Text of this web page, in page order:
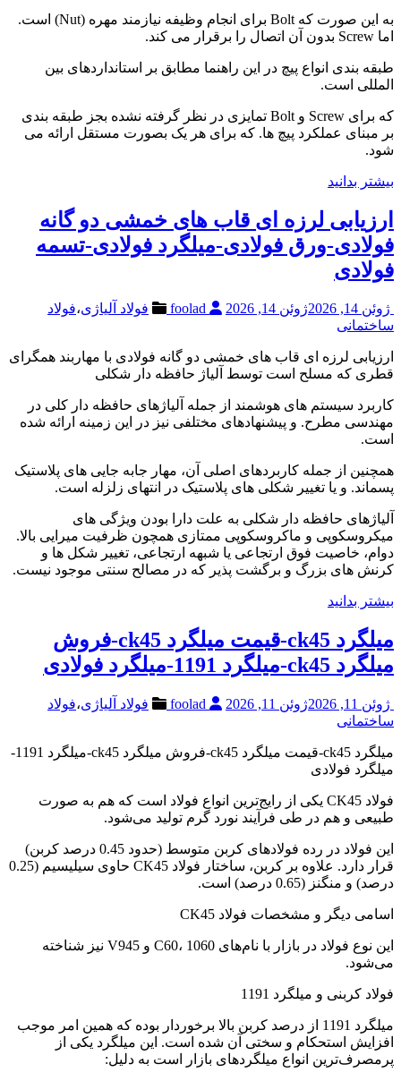
به این صورت که Bolt برای انجام وظیفه نیازمند مهره (Nut) است.
اما Screw بدون آن اتصال را برقرار می کند.
طبقه بندی انواع پیچ در این راهنما مطابق بر استانداردهای بین
المللی است.
که برای Screw و Bolt تمایزی در نظر گرفته نشده بجز طبقه بندی
بر مبنای عملکرد پیچ ها. که برای هر یک بصورت مستقل ارائه می
شود.
بیشتر بدانید
ارزیابی لرزه ای قاب های خمشی دو گانه
فولادی-ورق فولادی-میلگرد فولادی-تسمه
فولادی
ژوئن 14, 2026 ژوئن 14, 2026 فولاد آلیاژی،فولاد
ساختمانی
ارزیابی لرزه ای قاب های خمشی دو گانه فولادی با مهاربند همگرای
قطری که مسلح است توسط آلیاژ حافظه دار شکلی
کاربرد سیستم های هوشمند از جمله آلیاژهای حافظه دار کلی در
مهندسی مطرح. و پیشنهادهای مختلفی نیز در این زمینه ارائه شده
است.
همچنین از جمله کاربردهای اصلی آن، مهار جابه جایی های پلاستیک
پسماند. و یا تغییر شکلی های پلاستیک در انتهای زلزله است.
آلیاژهای حافظه دار شکلی به علت دارا بودن ویژگی های
میکروسکوپی و ماکروسکوپی ممتازی همچون ظرفیت میرایی بالا.
دوام، خاصیت فوق ارتجاعی یا شبهه ارتجاعی، تغییر شکل ها و
کرنش های بزرگ و برگشت پذیر که در مصالح سنتی موجود نیست.
بیشتر بدانید
میلگرد ck45-قیمت میلگرد ck45-فروش
میلگرد ck45-میلگرد 1191-میلگرد فولادی
ژوئن 11, 2026 ژوئن 11, 2026 فولاد آلیاژی،فولاد
ساختمانی
میلگرد ck45-قیمت میلگرد ck45-فروش میلگرد ck45-میلگرد 1191-
میلگرد فولادی
فولاد CK45 یکی از رایج‌ترین انواع فولاد است که هم به صورت
طبیعی و هم در طی فرآیند نورد گرم تولید می‌شود.
این فولاد در رده فولادهای کربن متوسط (حدود 0.45 درصد کربن)
قرار دارد. علاوه بر کربن، ساختار فولاد CK45 حاوی سیلیسیم (0.25
درصد) و منگنز (0.65 درصد) است.
اسامی دیگر و مشخصات فولاد CK45
این نوع فولاد در بازار با نام‌های C60، 1060 و V945 نیز شناخته
می‌شود.
فولاد کربنی و میلگرد 1191
میلگرد 1191 از درصد کربن بالا برخوردار بوده که همین امر موجب
افزایش استحکام و سختی آن شده است. این میلگرد یکی از
پرمصرف‌ترین انواع میلگردهای بازار است به دلیل: